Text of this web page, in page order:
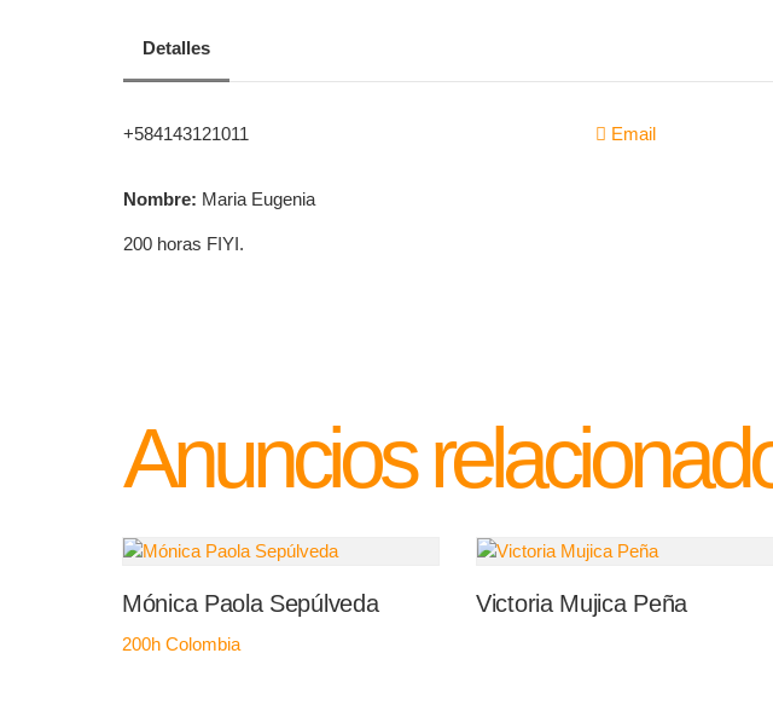
Detalles
+584143121011 Email
Nombre: Maria Eugenia
200 horas FIYI.
Anuncios
Mónica Paola Sepúlveda
200h Colombia
Victoria Mujica Peña